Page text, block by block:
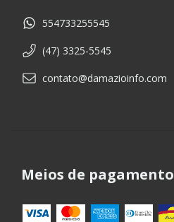
554733255545
(47) 3325-5545
contato@damazioinfo.com
Meios de pagamento